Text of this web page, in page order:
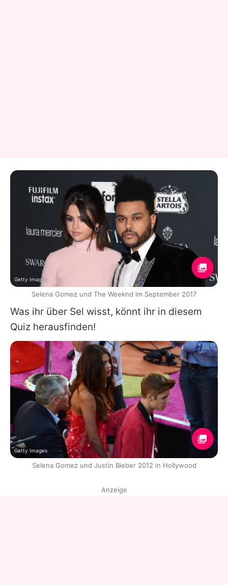
Was ihr über Sel wisst, könnt ihr in diesem
Quiz herausfinden!
Getty Images
Selena Gomez und The Weeknd im September 2017
Getty Images
Selena Gomez und Justin Bieber 2012 in Hollywood
Anzeige